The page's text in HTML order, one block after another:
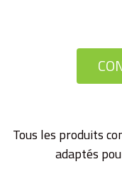
Tous les produits
adaptés